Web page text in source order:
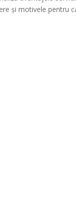
și motivele pentru